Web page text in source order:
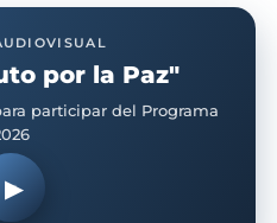
por la Paz"
participar del Programa
▶